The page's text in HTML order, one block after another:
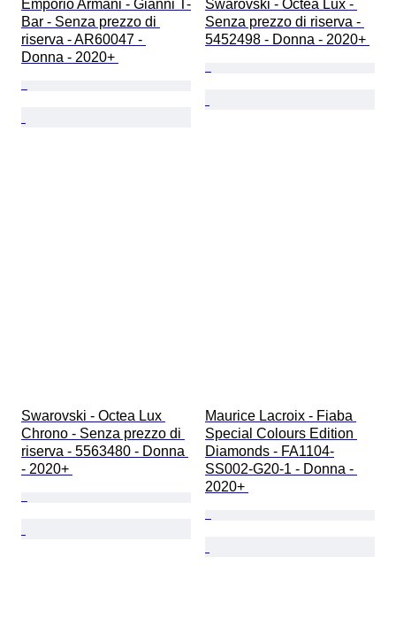
Emporio Armani - Gianni T-
Bar - Senza prezzo di
riserva - AR60047 -
Donna - 2020+
Swarovski - Octea Lux -
Senza prezzo di riserva -
5452498 - Donna - 2020+
Swarovski - Octea Lux
Chrono - Senza prezzo di
riserva - 5563480 - Donna
- 2020+
Maurice Lacroix - Fiaba
Special Colours Edition
Diamonds - FA1104-
SS002-G20-1 - Donna -
2020+